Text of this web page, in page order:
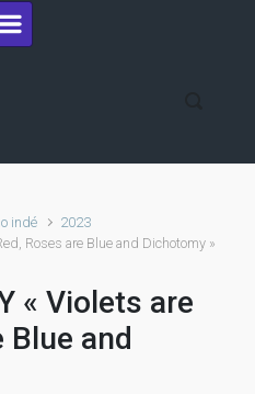
indé
2023
Roses are Blue and Dichotomy »
« Violets are
Blue and